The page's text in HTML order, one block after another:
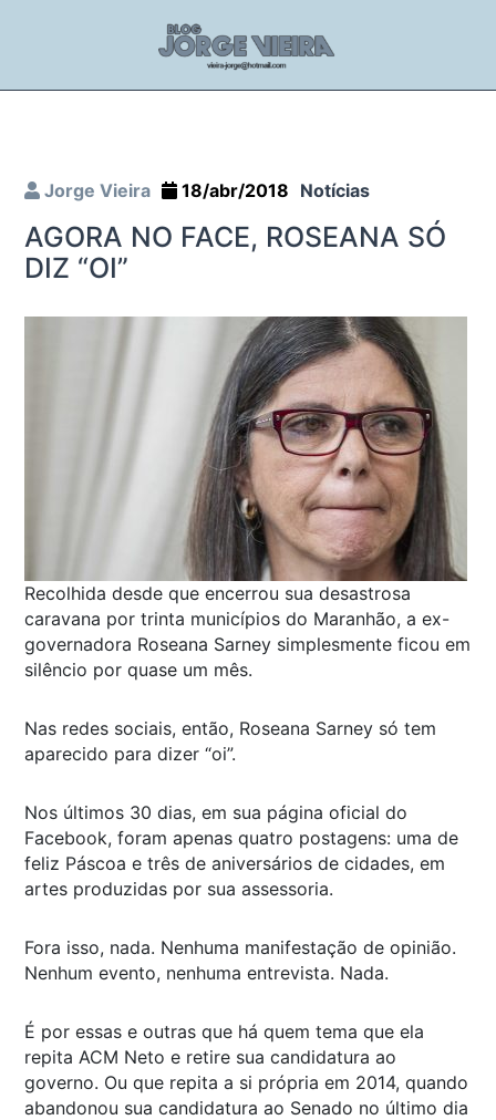
Jorge Vieira 18/abr/2018 Notícias
AGORA NO FACE, ROSEANA SÓ
DIZ “OI”
Recolhida desde que encerrou sua desastrosa
caravana por trinta municípios do Maranhão, a ex-
governadora Roseana Sarney simplesmente ficou em
silêncio por quase um mês.
Nas redes sociais, então, Roseana Sarney só tem
aparecido para dizer “oi”.
Nos últimos 30 dias, em sua página oficial do
Facebook, foram apenas quatro postagens: uma de
feliz Páscoa e três de aniversários de cidades, em
artes produzidas por sua assessoria.
Fora isso, nada. Nenhuma manifestação de opinião.
Nenhum evento, nenhuma entrevista. Nada.
É por essas e outras que há quem tema que ela
repita ACM Neto e retire sua candidatura ao
governo. Ou que repita a si própria em 2014, quando
abandonou sua candidatura ao Senado no último dia